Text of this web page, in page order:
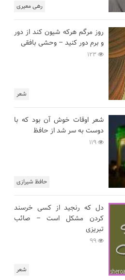
رهی معیری
شعر
روز مرگم هرکه شیون کند از دور
و برم دور کنید – وحشی بافقی
حافظ شیرازی
شعر اوقات خوش آن بود که با
دوست به سر شد از حافظ
شعر
دل که رنجید از کسی خرسند
کردن مشکل است – صائب
تبریزی